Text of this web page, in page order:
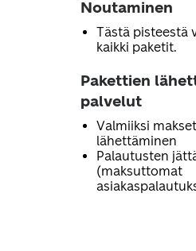
Noutaminen
Tästä pisteestä
kaikki paketit.
Pakettien
palvelut
Valmiiksi
lähettäminen
Palautusten
(maksuttomat